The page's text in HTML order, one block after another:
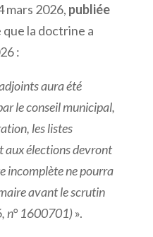
mars 2026, publiée
que la doctrine a
:
aura été
le conseil municipal,
les listes
aux élections devront
incomplète ne pourra
avant le scrutin
n° 1600701)».